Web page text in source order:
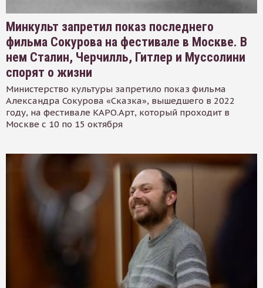
Минкульт запретил показ последнего
фильма Сокурова на фестивале в Москве. В
нем Сталин, Черчилль, Гитлер и Муссолини
спорят о жизни
Министерство культуры запретило показ фильма
Александра Сокурова «Сказка», вышедшего в 2022
году, на фестивале КАРО.Арт, который проходит в
Москве с 10 по 15 октября